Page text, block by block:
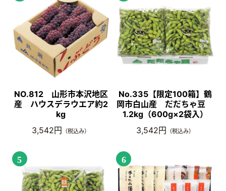
NO.812 山形市本沢地区
産 ハウスデラウエア約2
kg
3,542円
（税込み）
No.335【限定100箱】鶴
岡市白山産 だだちゃ豆
1.2kg（600g×2袋入）
3,542円
（税込み）
5 6